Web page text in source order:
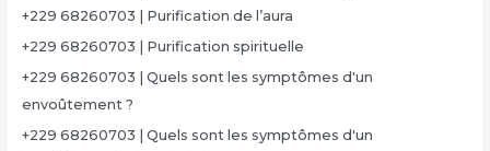
+229 68260703 | Purification de l’aura
+229 68260703 | Purification spirituelle
+229 68260703 | Quels sont les symptômes d'un
envoûtement ?
+229 68260703 | Quels sont les symptômes d'un